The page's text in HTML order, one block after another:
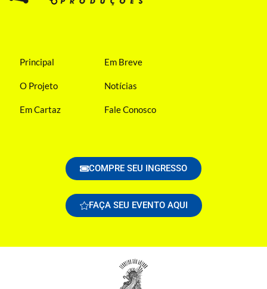
Principal
O Projeto
Em Cartaz
Em Breve
Notícias
Fale Conosco
COMPRE SEU INGRESSO
FAÇA SEU EVENTO AQUI